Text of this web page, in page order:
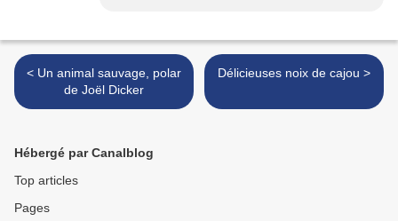
< Un animal sauvage, polar
de Joël Dicker
Délicieuses noix de cajou >
Hébergé par Canalblog
Top articles
Pages